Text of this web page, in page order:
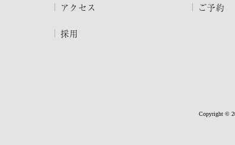
アクセス
採用
ご予約
Copyright ©